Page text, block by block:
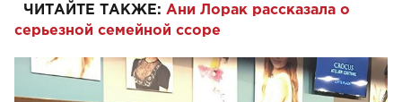
ЧИТАЙТЕ ТАКЖЕ: Ани Лорак рассказала о
серьезной семейной ссоре